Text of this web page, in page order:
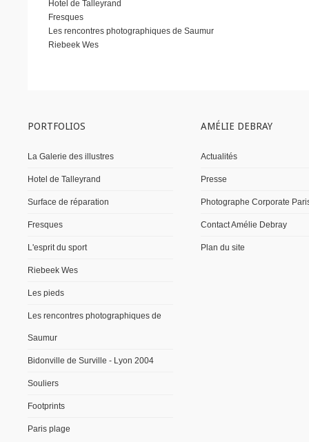
Hotel de Talleyrand
Fresques
Les rencontres photographiques de Saumur
Riebeek Wes
PORTFOLIOS
La Galerie des illustres
Hotel de Talleyrand
Surface de réparation
Fresques
L'esprit du sport
Riebeek Wes
Les pieds
Les rencontres photographiques de
Saumur
Bidonville de Surville - Lyon 2004
Souliers
Footprints
Paris plage
AMÉLIE DEBRAY
Actualités
Presse
Photographe Corporate
Contact Amélie Debray
Plan du site